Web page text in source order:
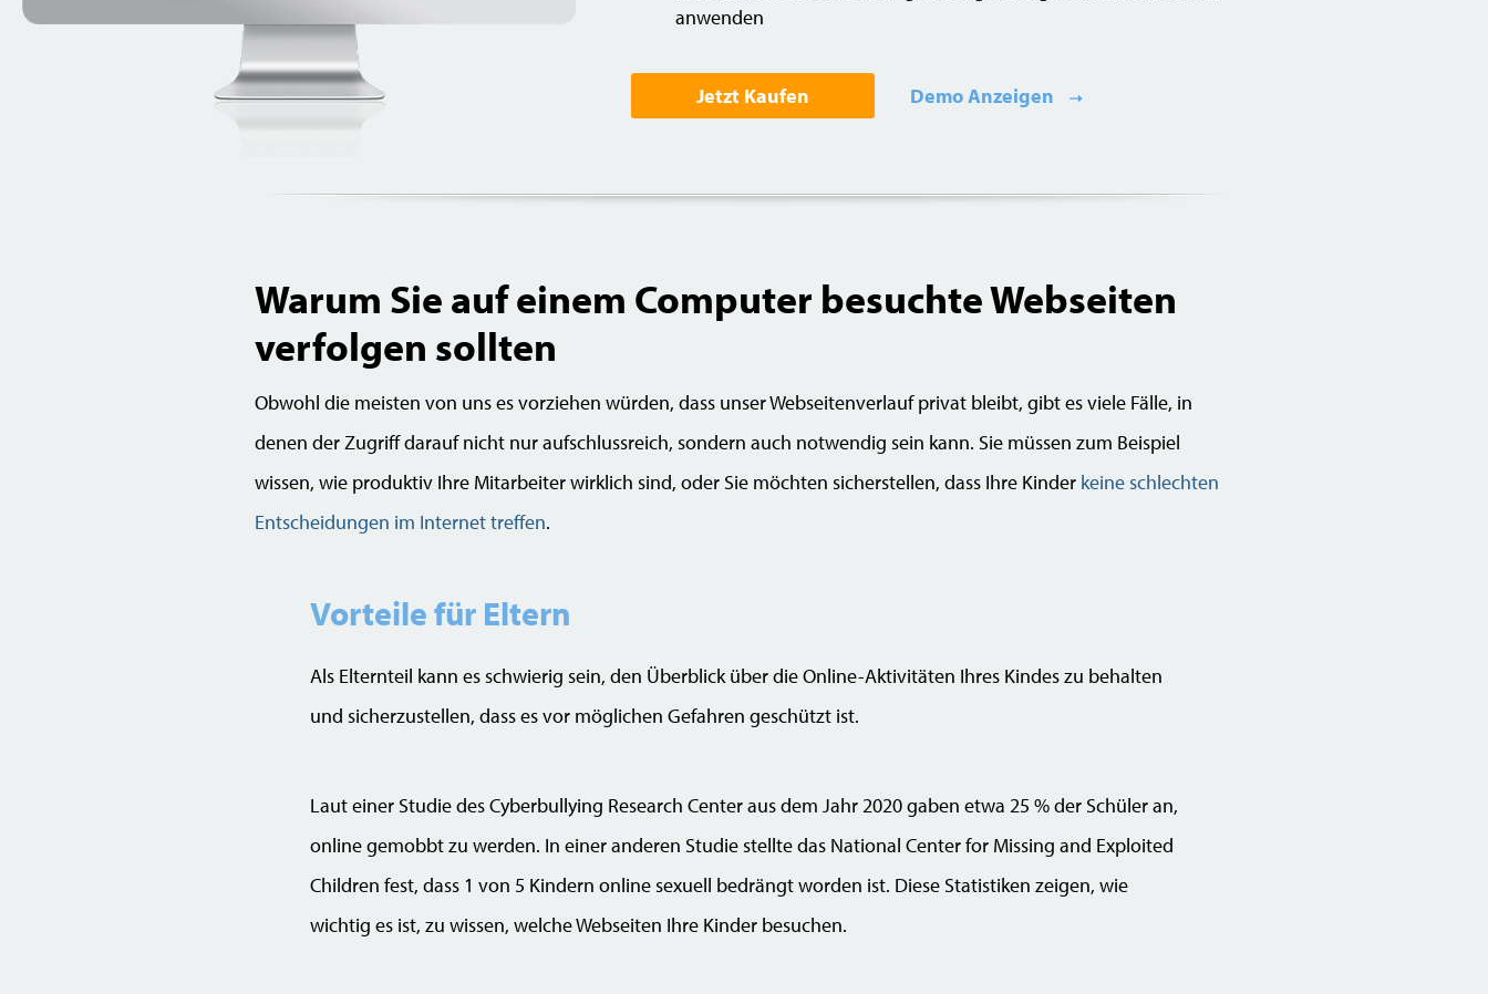
anwenden
Jetzt Kaufen Demo Anzeigen
Warum Sie auf einem Computer besuchte Webseiten
verfolgen sollten
Obwohl die meisten von uns es vorziehen würden, dass unser Webseitenverlauf privat bleibt, gibt es viele Fälle, in
denen der Zugriff darauf nicht nur aufschlussreich, sondern auch notwendig sein kann. Sie müssen zum Beispiel
wissen, wie produktiv Ihre Mitarbeiter wirklich sind, oder Sie möchten sicherstellen, dass Ihre Kinder keine schlechten
Entscheidungen im Internet treffen.
Vorteile für Eltern
Als Elternteil kann es schwierig sein, den Überblick über die Online-Aktivitäten Ihres Kindes zu behalten
und sicherzustellen, dass es vor möglichen Gefahren geschützt ist.
Laut einer Studie des Cyberbullying Research Center aus dem Jahr 2020 gaben etwa 25 % der Schüler an,
online gemobbt zu werden. In einer anderen Studie stellte das National Center for Missing and Exploited
Children fest, dass 1 von 5 Kindern online sexuell bedrängt worden ist. Diese Statistiken zeigen, wie
wichtig es ist, zu wissen, welche Webseiten Ihre Kinder besuchen.